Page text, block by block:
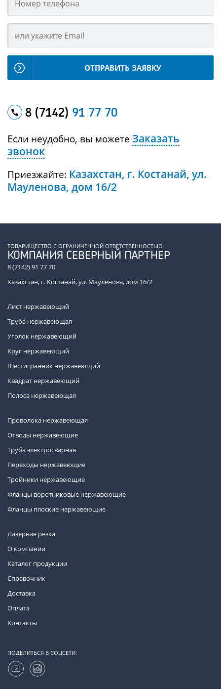
ОТПРАВИТЬ ЗАЯВКУ
8 (7142) 91 77 70
Если неудобно, вы можете Заказать
звонок
Приезжайте: Казахстан, г. Костанай, ул.
Мауленова, дом 16/2
ТОВАРИЩЕСТВО С ОГРАНИЧЕННОЙ ОТВЕТСТВЕННОСТЬЮ
КОМПАНИЯ СЕВЕРНЫЙ ПАРТНЕР
8 (7142) 91 77 70
Казахстан, г. Костанай, ул. Мауленова, дом 16/2
Лист нержавеющий
Труба нержавеющая
Уголок нержавеющий
Круг нержавеющий
Шестигранник нержавеющий
Квадрат нержавеющий
Полоса нержавеющая
Проволока нержавеющая
Отводы нержавеющие
Труба электросварная
Переходы нержавеющие
Тройники нержавеющие
Фланцы воротниковые нержавеющие
Фланцы плоские нержавеющие
Лазерная резка
О компании
Каталог продукции
Справочник
Доставка
Оплата
Контакты
ПОДЕЛИТЬСЯ В СОЦСЕТИ: